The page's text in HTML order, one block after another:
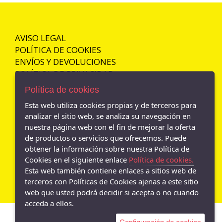
37.5
38
38_39
38.5
39
39_40
39.5
40
40_41
41
41_42
41.5
SKECHERS
TITANITOS
XTI
ZAPY
48 HORAS
ARA
APACHE
GARVALIN
BAERCHI
BARHUBER
BATILAS
CAYETANO GIMENEZ
AVISO LEGAL
POLÍTICA DE COOKIES
ENVÍOS Y DEVOLUCIONES
POLÍTICA DE PRIVACIDAD
- Av. Andalucia N. 46, Jaén - 23006 (Jaén)
953 294 589
- Calle Maestra 86, Mancha Real - 23100 (Jaén)
953 294 589
Política de cookies
Esta web utiliza cookies propias y de terceros para
analizar el sitio web, se analiza su navegación en
nuestra página web con el fin de mejorar la oferta
de productos o servicios que ofrecemos. Puede
obtener la información sobre nuestra Política de
Cookies en el siguiente enlace Política de cookies.
Esta web también contiene enlaces a sitios web de
terceros con Políticas de Cookies ajenas a este sitio
web que usted podrá decidir si acepta o no cuando
acceda a ellos.